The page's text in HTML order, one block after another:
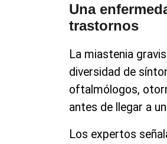
Una
trastornos
La miastenia
diversidad de
oftalmólogos,
antes de llegar a
Los expertos